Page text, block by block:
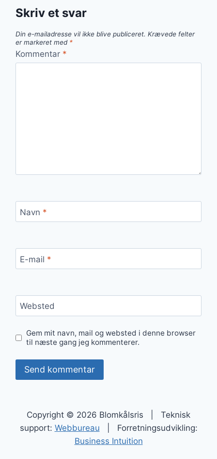
Skriv et svar
Din e-mailadresse vil ikke blive publiceret. Krævede felter
er markeret med *
Kommentar *
Navn *
E-mail *
Websted
Gem mit navn, mail og websted i denne browser
til næste gang jeg kommenterer.
Copyright © 2026 Blomkålsris | Teknisk
support: Webbureau | Forretningsudvikling:
Business Intuition